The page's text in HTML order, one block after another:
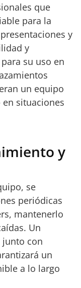
que
para la
y
y
su uso en
un equipo
situaciones
y
se
periódicas
mantenerlo
Un
junto con
un
a lo largo